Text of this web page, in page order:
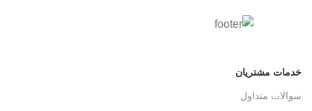
خدمات مشتریان
سوالات متداول